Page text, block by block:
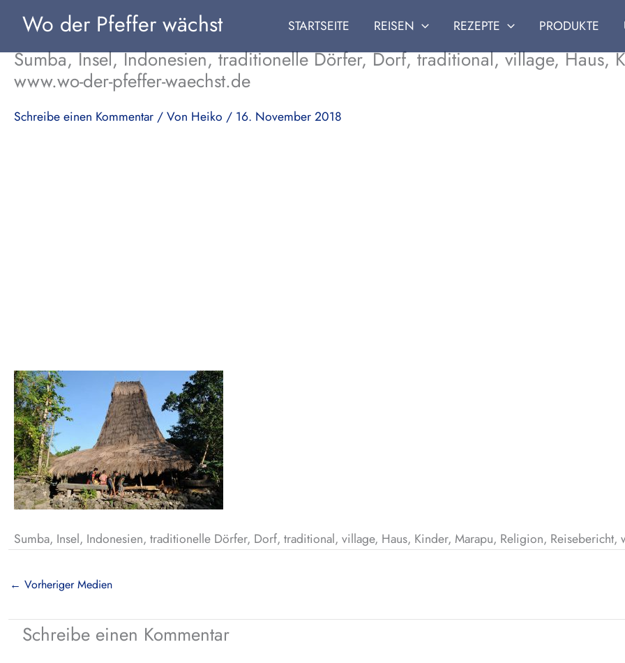
Inhalt
springen
Wo der Pfeffer wächst STARTSEITE REISEN REZEPTE PRODUKTE
Sumba, Insel, Indonesien, traditionelle Dörfer, Dorf, traditional, village, Haus,
www.wo-der-pfeffer-waechst.de
Schreibe einen Kommentar/ Von Heiko / 16. November 2018
Sumba, Insel, Indonesien, traditionelle Dörfer, Dorf, traditional, village, Haus, Kinder, Marapu, Religion, Reisebericht,
← Vorheriger Medien
Schreibe einen Kommentar